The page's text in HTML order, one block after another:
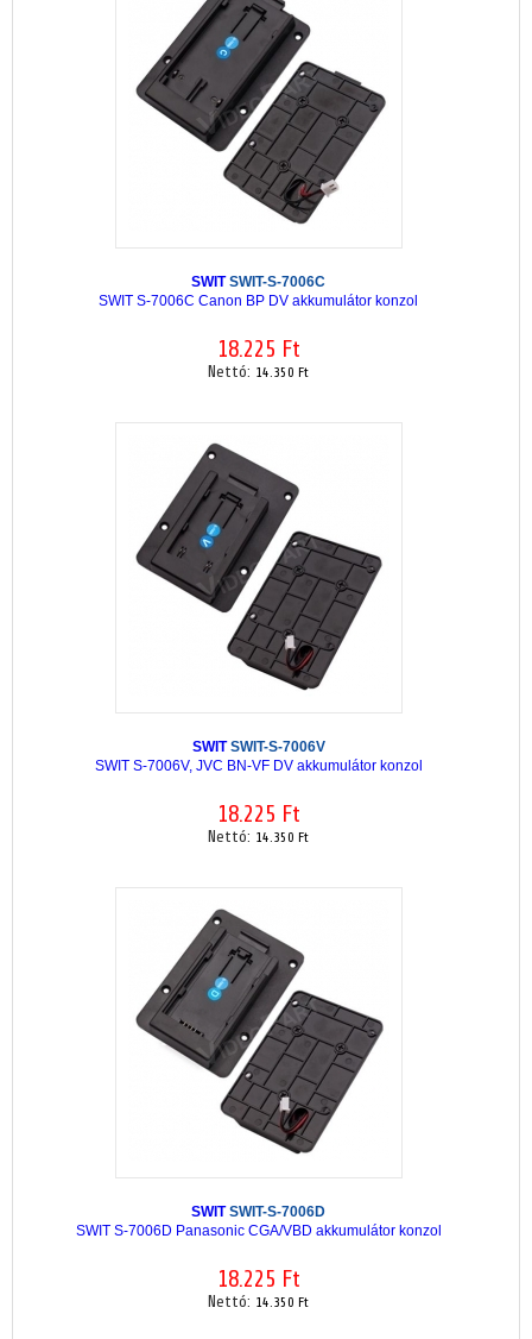
SWITSWIT-S-7006C
SWIT S-7006C Canon BP DV akkumulátor konzol
18.225 Ft
Nettó: 14.350 Ft
SWITSWIT-S-7006V
SWIT S-7006V, JVC BN-VF DV akkumulátor konzol
18.225 Ft
Nettó: 14.350 Ft
SWITSWIT-S-7006D
SWIT S-7006D Panasonic CGA/VBD akkumulátor konzol
18.225 Ft
Nettó: 14.350 Ft